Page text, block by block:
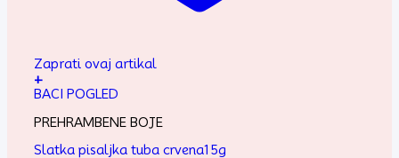
Zaprati ovaj artikal
+
BACI POGLED
PREHRAMBENE BOJE
Slatka pisaljka tuba crvena15g